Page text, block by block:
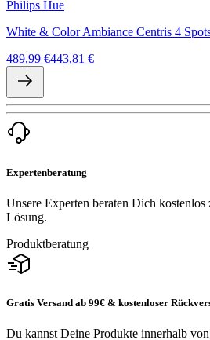
Philips Hue
White & Color Ambiance Centris 4
489,99 €443,81 €
Expertenberatung
Unsere Experten beraten Dich
Lösung.
Produktberatung
Gratis Versand ab 99€ & kostenloser
Du kannst Deine Produkte innerhalb